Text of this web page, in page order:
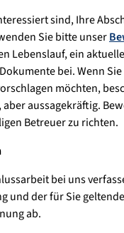
sind, Ihre
Sie bitte unser
Lebenslauf, ein
bei. Wenn
möchten,
aussagekräftig.
Betreuer zu richten.
bei uns
und der für Sie
ab.